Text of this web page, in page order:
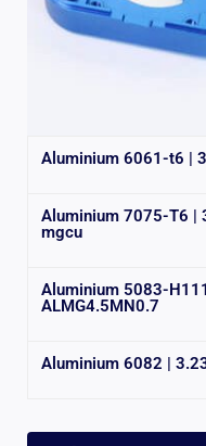
Aluminium 6061-t6 |
Aluminium 7075-T6 |
mgcu
Aluminium 5083-
ALMG4.5MN0.7
Aluminium 6082 |